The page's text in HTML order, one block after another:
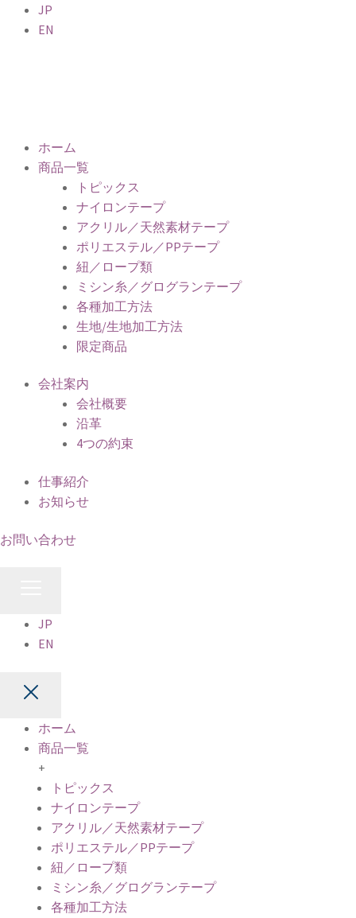
JP
EN
ホーム
商品一覧
トピックス
ナイロンテープ
アクリル／天然素材テープ
ポリエステル／PPテープ
紐／ロープ類
ミシン糸／グログランテープ
各種加工方法
生地/生地加工方法
限定商品
会社案内
会社概要
沿革
4つの約束
仕事紹介
お知らせ
お問い合わせ
JP
EN
ホーム
商品一覧
+
トピックス
ナイロンテープ
アクリル／天然素材テープ
ポリエステル／PPテープ
紐／ロープ類
ミシン糸／グログランテープ
各種加工方法